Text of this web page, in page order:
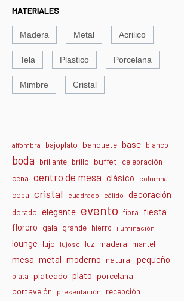
MATERIALES
Madera Metal Acrilico
Tela Plastico Porcelana
Mimbre Cristal
alfombra bajoplato banquete base blanco
boda brillante brillo buffet celebración
cena centro de mesa clásico columna
copa cristal cuadrado cálido decoración
dorado elegante evento fibra fiesta
florero gala grande hierro iluminación
lounge lujo lujoso luz madera mantel
mesa metal moderno natural pequeño
plata plateado plato porcelana
portavelón
presentación recepción